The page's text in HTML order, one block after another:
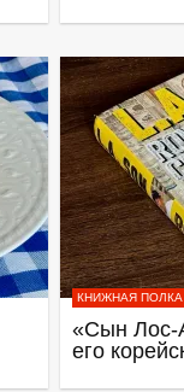
КНИЖНАЯ ПОЛКА
«Сын Лос-
его